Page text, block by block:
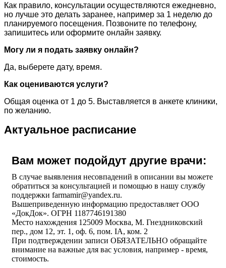
Как правило, консультации осуществляются ежедневно,
но лучше это делать заранее, например за 1 неделю до
планируемого посещения. Позвоните по телефону,
запишитесь или оформите онлайн заявку.
Могу ли я подать заявку онлайн?
Да, выберете дату, время.
Как оцениваются услуги?
Общая оценка от 1 до 5. Выставляется в анкете клиники,
по желанию.
Актуальное расписание
Вам может подойдут другие врачи:
В случае выявления несовпадений в описании вы можете
обратиться за консультацией и помощью в нашу службу
поддержки farmamir@yandex.ru.
Вышеприведенную информацию предоставляет ООО
«ДокДок». ОГРН 1187746191380
Место нахождения 125009 Москва, М. Гнездниковский
пер., дом 12, эт. 1, оф. 6, пом. IA, ком. 2
При подтверждении записи ОБЯЗАТЕЛЬНО обращайте
внимание на важные для вас условия, например - время,
стоимость.